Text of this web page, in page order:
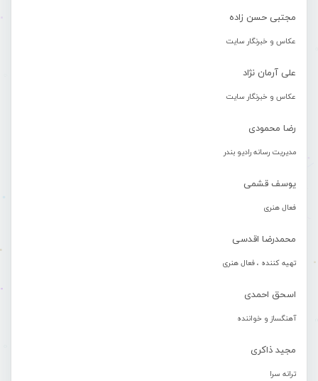
مجتبی حسن زاده
عکاس و خبرنگار سایت
علی آرمان نژاد
عکاس و خبرنگار سایت
رضا محمودی
مدیریت رسانه رادیو بندر
یوسف قشمی
فعال هنری
محمدرضا اقدسی
تهیه کننده ، فعال هنری
اسحق احمدی
آهنگساز و خواننده
مجید ذاکری
ترانه سرا